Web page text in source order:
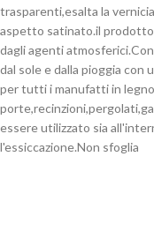
trasparenti,esalta la
aspetto satinato.il
dagli agenti
dal sole e dalla pioggia
per tutti i manufatti in
essere utilizzato sia
l'essiccazione.Non sfoglia